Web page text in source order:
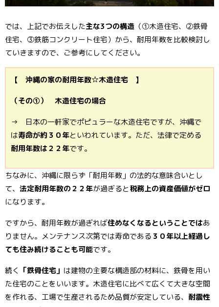
では、上記でお伝えした主な3つの構造 （①木造住宅、②鉄骨
住宅、③鉄筋コンクリート住宅）から、耐用年数を比較検討し
ていきますので、ご参考にしてください。
【 沖縄の家の耐用年数☆木造住宅 】
（その①） 木造住宅の場合
→ 日本の一軒家でポピュラーな木造住宅ですが、沖縄で
は寿命が約３０年といわれています。ただ、法律で定める
耐用年数は２２年です。
ちなみに、沖縄に限らず「耐用年数」の法的な意味合いとし
て、 法定耐用年数の２２年が過ぎると税務上の資産価値がゼロ
になります。
ですから、耐用年数が過ぎれば住めなくなるということではあ
りません。メンテナンス次第では寿命である ３０年以上経過し
ても住み続けることも可能です。
続く 「鉄骨住宅」 は建物の主要な構造部の材料に、鉄骨を用い
た住宅のことをいいます。木造住宅に比べて広くて大きな空間
を作れる、工場で生産されるため品質が安定している、 耐震性